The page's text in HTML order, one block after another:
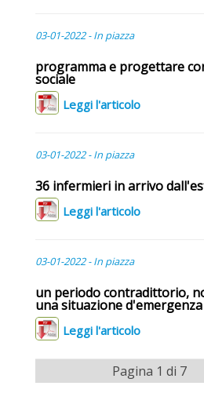
03-01-2022 - In piazza
programma e progettare
sociale
Leggi l'articolo
03-01-2022 - In piazza
36 infermieri in arrivo
Leggi l'articolo
03-01-2022 - In piazza
un periodo contradittorio,
una situazione d'emergenza
Leggi l'articolo
Pagina 1 di 7